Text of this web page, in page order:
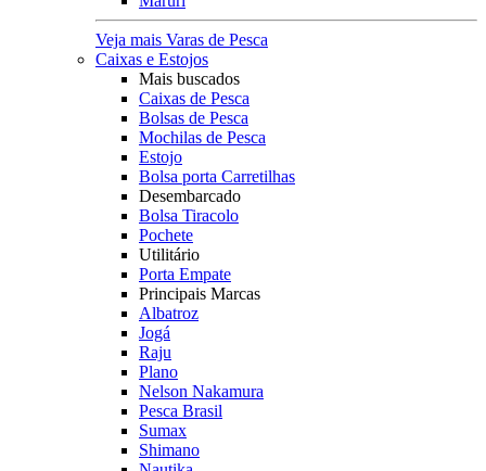
Veja mais Varas de Pesca
Caixas e Estojos
Mais buscados
Caixas de Pesca
Bolsas de Pesca
Mochilas de Pesca
Estojo
Bolsa porta Carretilhas
Desembarcado
Bolsa Tiracolo
Pochete
Utilitário
Porta Empate
Principais Marcas
Albatroz
Jogá
Raju
Plano
Nelson Nakamura
Pesca Brasil
Sumax
Shimano